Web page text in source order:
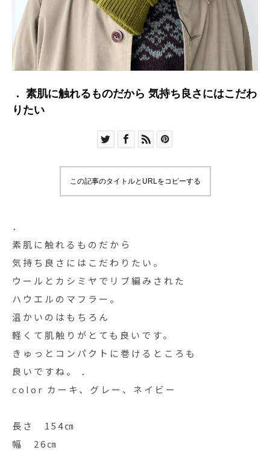
． 素肌に触れるものだから 気持ち良さにはこだわ
りたい
この記事のタイトルとURLをコピーする
．
素肌に触れるものだから
気持ち良さにはこだわりたい。
ウールとカシミヤでリブ編みされた
ハウエルのマフラー。
温かいのはもちろん
軽くて肌触りがとても良いです。
きゅっとコンパクトに巻けるところも
良いですね。 ．
color カーキ、グレー、ネイビー
長さ 154㎝
幅 26㎝